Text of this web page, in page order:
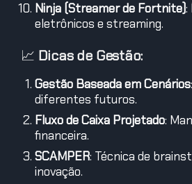
Ninja (Streamer de Fortnite):
eletrônicos e streaming.
📈 Dicas de Gestão:
Gestão Baseada em Cenários
diferentes futuros.
Fluxo de Caixa Projetado:
financeira.
SCAMPER: Técnica de
inovação.